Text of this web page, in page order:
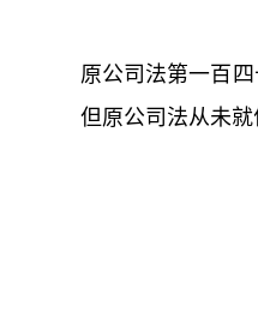
原公司法第一百
但原公司法从未